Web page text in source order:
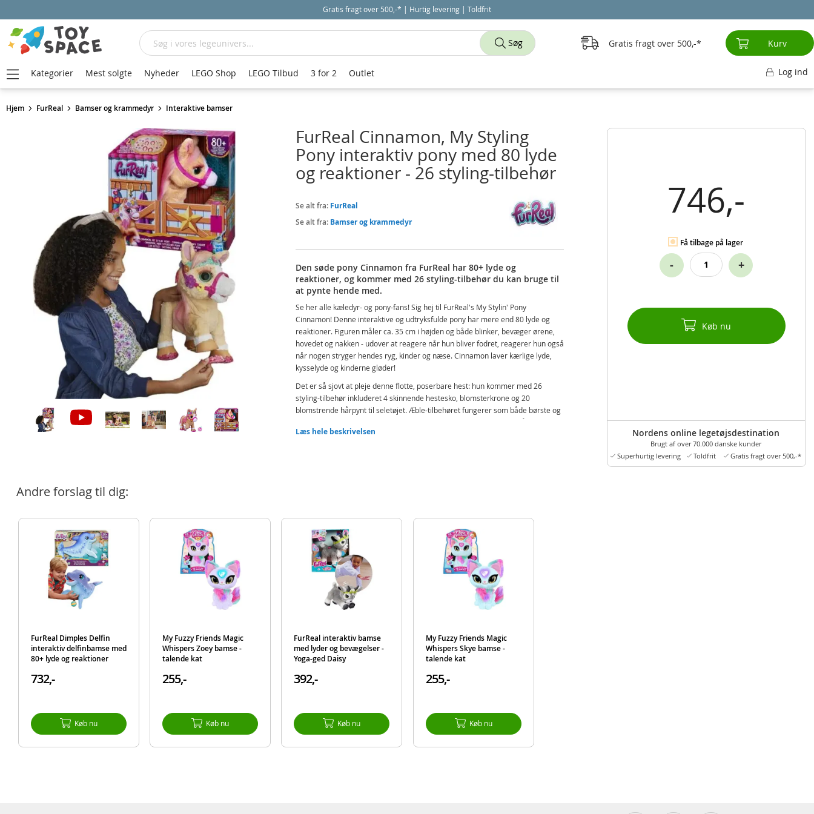
Gratis fragt over 500,-* | Hurtig levering | Toldfrit
Hjem FurReal Bamser og krammedyr Interaktive bamser
746,-
Få tilbage på lager
- +
Køb nu
Nordens online legetøjsdestination
Brugt af over 70.000 danske kunder
Superhurtig levering
Toldfrit Gratis fragt over 500,-*
FurReal Cinnamon, My Styling
Pony interaktiv pony med 80 lyde
og reaktioner - 26 styling-tilbehør
Se alt fra: FurReal
Se alt fra: Bamser og krammedyr
Den søde pony Cinnamon fra FurReal har 80+ lyde og
reaktioner, og kommer med 26 styling-tilbehør du kan bruge til
at pynte hende med.
Se her alle kæledyr- og pony-fans! Sig hej til FurReal's My Stylin' Pony
Cinnamon! Denne interaktive og udtryksfulde pony har mere end 80 lyde og
reaktioner. Figuren måler ca. 35 cm i højden og både blinker, bevæger ørene,
hovedet og nakken - udover at reagere når hun bliver fodret, reagerer hun også
når nogen stryger hendes ryg, kinder og næse. Cinnamon laver kærlige lyde,
kysselyde og kinderne gløder!
Det er så sjovt at pleje denne flotte, poserbare hest: hun kommer med 26
styling-tilbehør inkluderet 4 skinnende hestesko, blomsterkrone og 20
blomstrende hårpynt til seletøjet. Æble-tilbehøret fungerer som både børste og
snacks. Udover at være en god ven om dagen, er denne bamse også en god
ven om natten. Sæt ponyen i siddende stilling, og hun vil spille en sang for dig.
FurReal familien består af et stort udvalg af elektroniske kæledyr i alle former
og størrelser. Lad barnet adoptere sit eget dyr som kan fylde dem med
forundring og overraskelser. Hver dag er et eventyr med disse søde, pelsede
kæledyr.
Indeholder:
Fur Real Cinnamon kæledyr figur
26 styling-tilbehør
Mål: ca. 35 cm (H)
Alder: fra 4 år
Produktdetaljer
Model F4395
Mærke FurReal
Læs hele beskrivelsen
Andre forslag til dig:
FurReal Dimples Delfin
interaktiv delfinbamse med
80+ lyde og reaktioner
732,-
Køb nu
My Fuzzy Friends Magic
Whispers Zoey bamse -
talende kat
255,-
Køb nu
FurReal interaktiv bamse
med lyder og bevægelser -
Yoga-ged Daisy
392,-
Køb nu
My Fuzzy Friends Magic
Whispers Skye bamse -
talende kat
255,-
Køb nu
Søg
Søg Gratis fragt over 500,- Kurv
Kategorier Mest solgte Nyheder LEGO Shop LEGO Tilbud 3 for 2 Outlet Log ind